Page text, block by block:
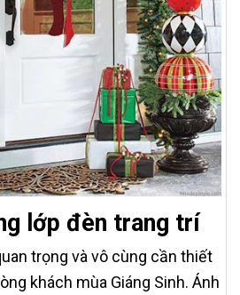
lớp đèn trang trí
trọng và vô cùng cần thiết
khách mùa Giáng Sinh. Ánh